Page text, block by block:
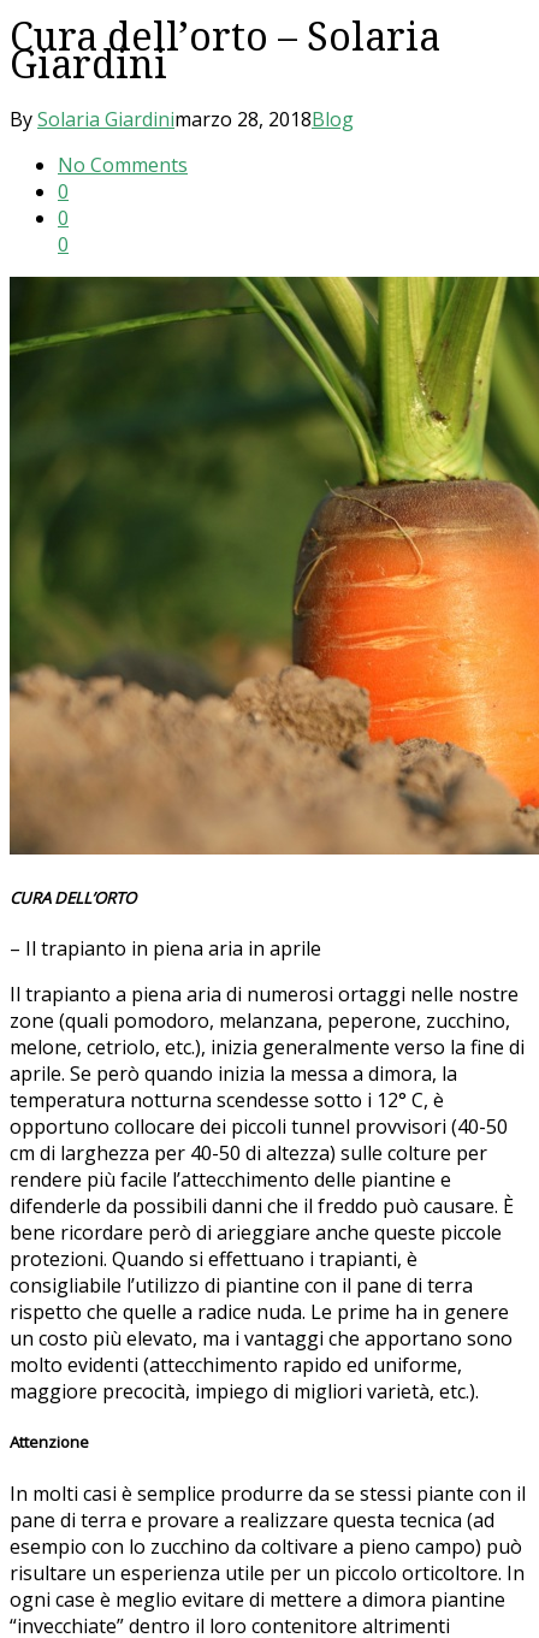
Cura dell’orto – Solaria
Giardini
BySolaria Giardinimarzo 28, 2018Blog
No Comments
0
0
0
CURA DELL’ORTO
– Il trapianto in piena aria in aprile
Il trapianto a piena aria di numerosi ortaggi nelle nostre
zone (quali pomodoro, melanzana, peperone, zucchino,
melone, cetriolo, etc.), inizia generalmente verso la fine di
aprile. Se però quando inizia la messa a dimora, la
temperatura notturna scendesse sotto i 12° C, è
opportuno collocare dei piccoli tunnel provvisori (40-50
cm di larghezza per 40-50 di altezza) sulle colture per
rendere più facile l’attecchimento delle piantine e
difenderle da possibili danni che il freddo può causare. È
bene ricordare però di arieggiare anche queste piccole
protezioni. Quando si effettuano i trapianti, è
consigliabile l’utilizzo di piantine con il pane di terra
rispetto che quelle a radice nuda. Le prime ha in genere
un costo più elevato, ma i vantaggi che apportano sono
molto evidenti (attecchimento rapido ed uniforme,
maggiore precocità, impiego di migliori varietà, etc.).
Attenzione
In molti casi è semplice produrre da se stessi piante con il
pane di terra e provare a realizzare questa tecnica (ad
esempio con lo zucchino da coltivare a pieno campo) può
risultare un esperienza utile per un piccolo orticoltore. In
ogni case è meglio evitare di mettere a dimora piantine
“invecchiate” dentro il loro contenitore altrimenti